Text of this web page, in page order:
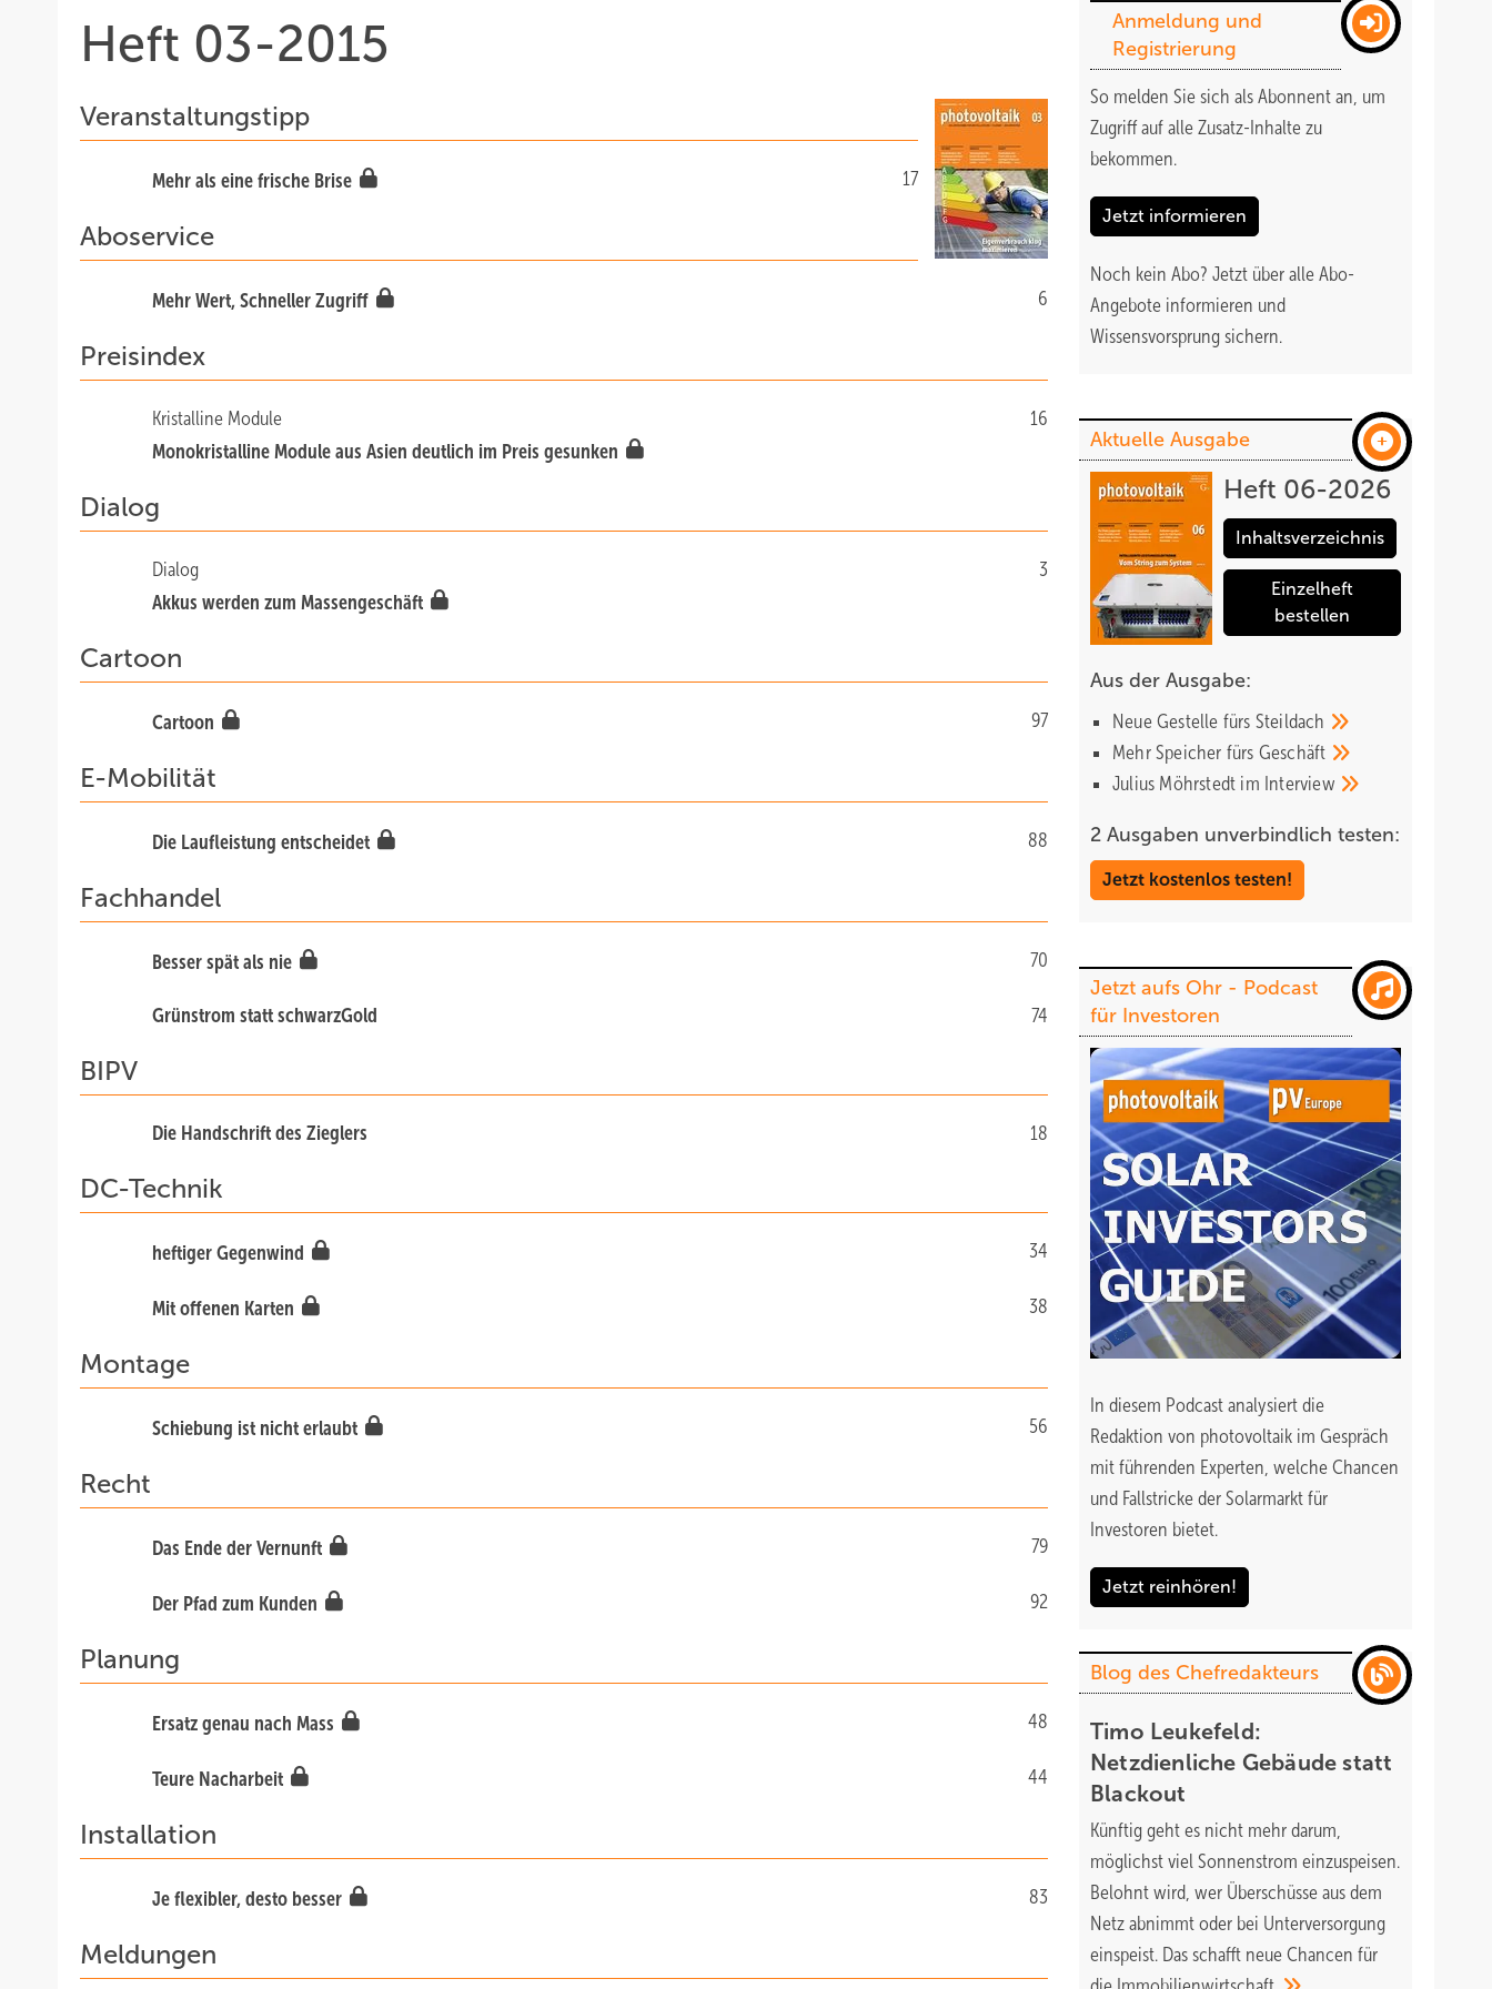
Heft 03-2015
Veranstaltungstipp
17
Mehr als eine frische Brise
Aboservice
6
Mehr Wert, Schneller Zugriff
Preisindex
16
Kristalline Module
Monokristalline Module aus Asien deutlich im Preis gesunken
Dialog
3
Dialog
Akkus werden zum Massengeschäft
Cartoon
97
Cartoon
E-Mobilität
88
Die Laufleistung entscheidet
Fachhandel
70
Besser spät als nie
74
Grünstrom statt schwarzGold
BIPV
18
Die Handschrift des Zieglers
DC-Technik
34
heftiger Gegenwind
38
Mit offenen Karten
Montage
56
Schiebung ist nicht erlaubt
Recht
79
Das Ende der Vernunft
92
Der Pfad zum Kunden
Planung
48
Ersatz genau nach Mass
44
Teure Nacharbeit
Installation
83
Je flexibler, desto besser
Meldungen
Anmeldung und
Registrierung
So melden Sie sich als Abonnent an, um
Zugriff auf alle Zusatz-Inhalte zu
bekommen.
Jetzt informieren
Noch kein Abo? Jetzt über alle Abo-
Angebote informieren und
Wissensvorsprung sichern.
Aktuelle Ausgabe
Heft 06-2026
Inhaltsverzeichnis
Einzelheft
bestellen
Aus der Ausgabe:
Neue Gestelle fürs Steildach
Mehr Speicher fürs Geschäft
Julius Möhrstedt im Interview
2 Ausgaben unverbindlich testen:
Jetzt kostenlos testen!
Jetzt aufs Ohr - Podcast
für Investoren
In diesem Podcast analysiert die
Redaktion von photovoltaik im Gespräch
mit führenden Experten, welche Chancen
und Fallstricke der Solarmarkt für
Investoren bietet.
Jetzt reinhören!
Blog des Chefredakteurs
Timo Leukefeld:
Netzdienliche Gebäude statt
Blackout
Künftig geht es nicht mehr darum,
möglichst viel Sonnenstrom einzuspeisen.
Belohnt wird, wer Überschüsse aus dem
Netz abnimmt oder bei Unterversorgung
einspeist. Das schafft neue Chancen für